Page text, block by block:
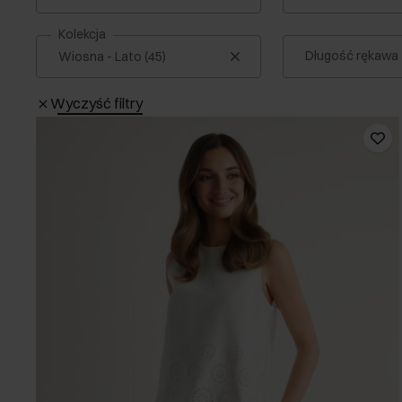
Kolekcja
Długość rękawa
Wyczyść filtry